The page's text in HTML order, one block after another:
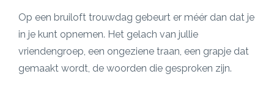
Op een bruiloft trouwdag gebeurt er méér dan dat je
in je kunt opnemen. Het gelach van jullie
vriendengroep, een ongeziene traan, een grapje dat
gemaakt wordt, de woorden die gesproken zijn.